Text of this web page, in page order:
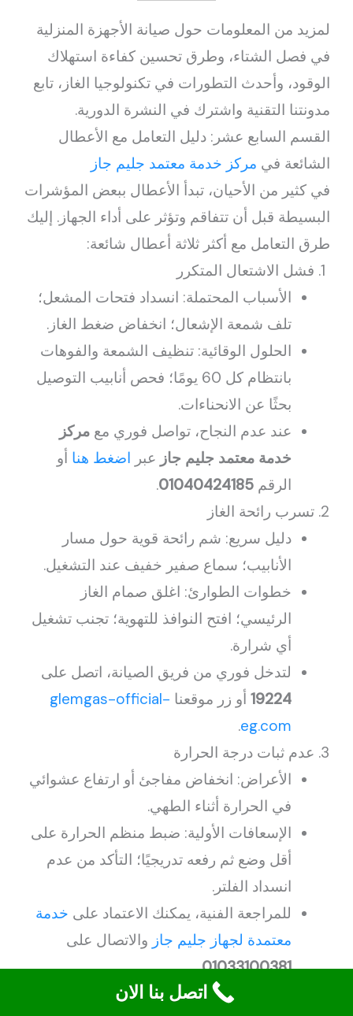
لمزيد من المعلومات حول صيانة الأجهزة المنزلية
في فصل الشتاء، وطرق تحسين كفاءة استهلاك
الوقود، وأحدث التطورات في تكنولوجيا الغاز، تابع
مدونتنا التقنية واشترك في النشرة الدورية.
القسم السابع عشر: دليل التعامل مع الأعطال
الشائعة في مركز خدمة معتمد جليم جاز
في كثير من الأحيان، تبدأ الأعطال ببعض المؤشرات
البسيطة قبل أن تتفاقم وتؤثر على أداء الجهاز. إليك
طرق التعامل مع أكثر ثلاثة أعطال شائعة:
فشل الاشتعال المتكرر
الأسباب المحتملة: انسداد فتحات المشعل؛
تلف شمعة الإشعال؛ انخفاض ضغط الغاز.
الحلول الوقائية: تنظيف الشمعة والفوهات
بانتظام كل 60 يومًا؛ فحص أنابيب التوصيل
بحثًا عن الانحناءات.
عند عدم النجاح، تواصل فوري مع مركز
خدمة معتمد جليم جاز عبر اضغط هنا أو
الرقم 01040424185
.
تسرب رائحة الغاز
دليل سريع: شم رائحة قوية حول مسار
الأنابيب؛ سماع صفير خفيف عند التشغيل.
خطوات الطوارئ: اغلق صمام الغاز
الرئيسي؛ افتح النوافذ للتهوية؛ تجنب تشغيل
أي شرارة.
لتدخل فوري من فريق الصيانة، اتصل على
19224أو زر موقعنا glemgas-official-
eg.com
.
عدم ثبات درجة الحرارة
الأعراض: انخفاض مفاجئ أو ارتفاع عشوائي
في الحرارة أثناء الطهي.
الإسعافات الأولية: ضبط منظم الحرارة على
أقل وضع ثم رفعه تدريجيًا؛ التأكد من عدم
انسداد الفلتر.
للمراجعة الفنية، يمكنك الاعتماد على خدمة
معتمدة لجهاز جليم جاز والاتصال على
01033100381
.
اتصل بنا الان